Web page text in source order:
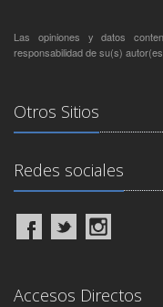
Las opiniones y datos
responsabilidad de su(s)
Otros Sitios
Redes sociales
Accesos Directos